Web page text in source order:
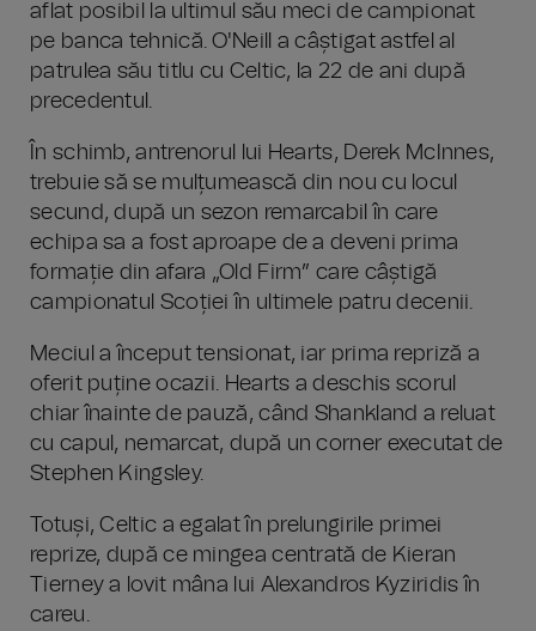
aflat posibil la ultimul său meci de campionat
pe banca tehnică. O'Neill a câștigat astfel al
patrulea său titlu cu Celtic, la 22 de ani după
precedentul.
În schimb, antrenorul lui Hearts, Derek McInnes,
trebuie să se mulțumească din nou cu locul
secund, după un sezon remarcabil în care
echipa sa a fost aproape de a deveni prima
formație din afara „Old Firm” care câștigă
campionatul Scoției în ultimele patru decenii.
Meciul a început tensionat, iar prima repriză a
oferit puține ocazii. Hearts a deschis scorul
chiar înainte de pauză, când Shankland a reluat
cu capul, nemarcat, după un corner executat de
Stephen Kingsley.
Totuși, Celtic a egalat în prelungirile primei
reprize, după ce mingea centrată de Kieran
Tierney a lovit mâna lui Alexandros Kyziridis în
careu.